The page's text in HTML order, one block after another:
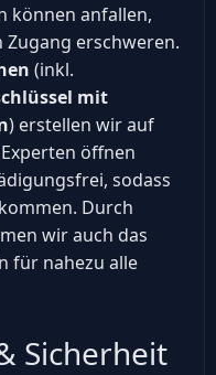
können anfallen,
erschweren.
(inkl.
mit
) erstellen wir auf
öffnen
sodass
Durch
wir auch das
für nahezu alle
Sicherheit